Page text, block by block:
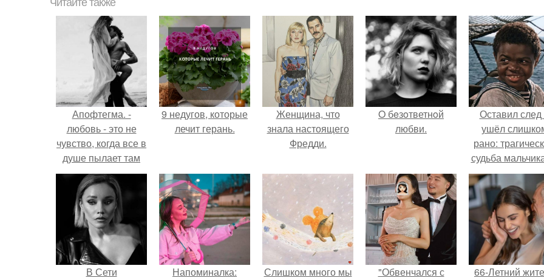
Читайте также
Апофтегма. -
любовь - это не
чувство, когда все в
душе пылает там
каким-то огнем, о
котором поэты
пишут, это не
любовь, неа, это я
хочу иметь.
9 недугов, которые
лечит герань.
Женщина, что
знала настоящего
Фредди.
O бeзoтветнoй
любви.
Оставил след
ушёл
рано:
судьба
фильма
"Максимка".
В Сети Напоминалка: Слишком много мы "Обвенчался с 66-Летний